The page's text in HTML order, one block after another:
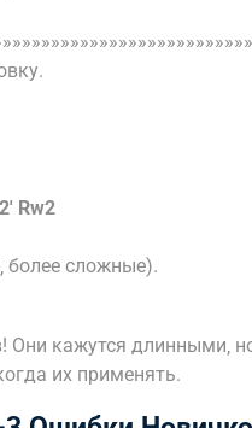
Rw2
более сложные).
Они кажутся длинными‚
их применять.